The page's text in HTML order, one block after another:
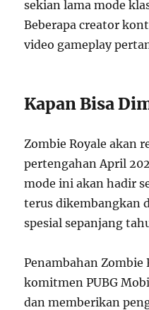
sekian lama mode
Beberapa creator
video gameplay
Kapan Bisa
Zombie Royale akan
pertengahan April
mode ini akan hadir
terus dikembangkan
spesial sepanjang
Penambahan Zombie
komitmen PUBG
dan memberikan